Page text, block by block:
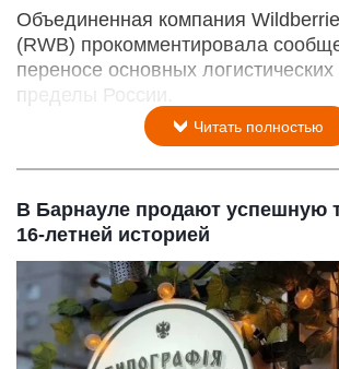
Объединенная компания
(RWB) прокомментировала
переносе основных
пределы России.
Читать полностью
В Барнауле продают успешную
16-летней историей